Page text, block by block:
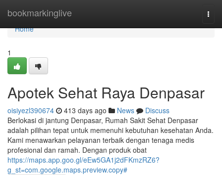
bookmarkinglive
Home
Home
1
Apotek Sehat Raya Denpasar
oisiyezl390674 413 days ago News
Discuss
Berlokasi di jantung Denpasar, Rumah Sakit Sehat Denpasar
adalah pilihan tepat untuk memenuhi kebutuhan kesehatan Anda.
Kami menawarkan pelayanan terbaik dengan tenaga medis
profesional dan ramah. Dengan produk obat
https://maps.app.goo.gl/eEw5GA1j2dFKmzRZ6?
g_st=com.google.maps.preview.copy#